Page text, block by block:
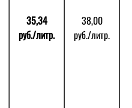
35,34
руб./литр.
38,00
руб./литр.